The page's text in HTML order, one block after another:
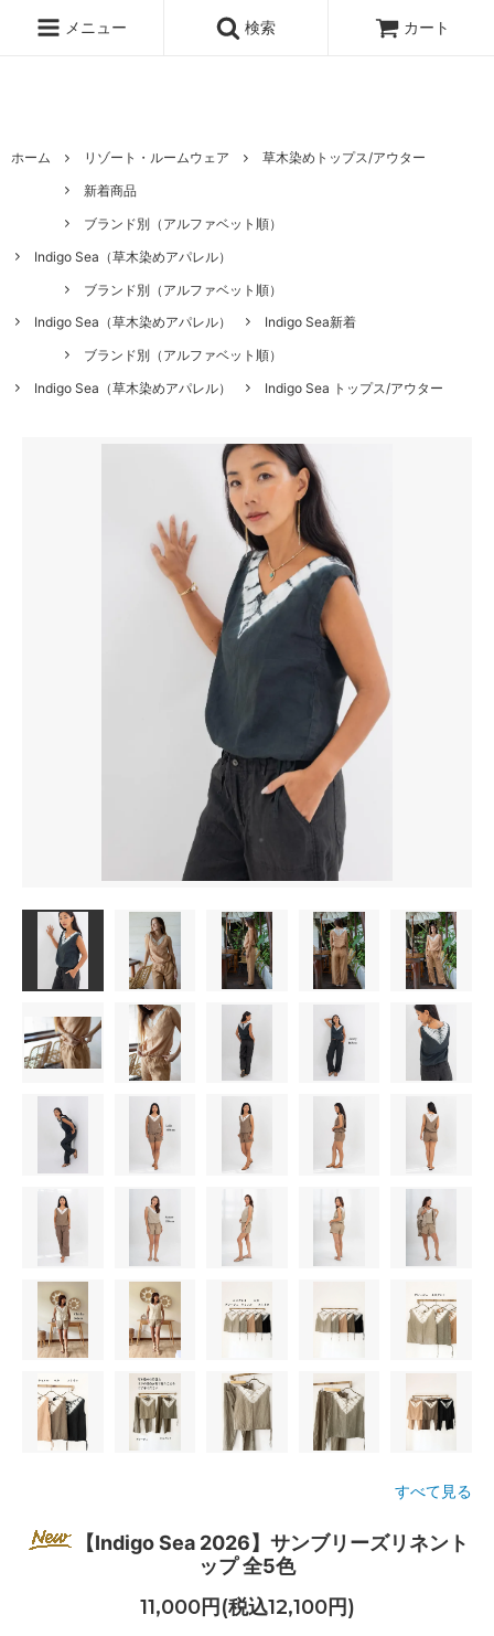
ノンケミカル日焼け止め、オーガニックコスメのオンライン通販ショッ
メニュー 検索 カート
ホーム リゾート・ルームウェア
草木染めトップス/アウター
新着商品
ブランド別（アルファベット順）
Indigo Sea（草木染めアパレル）
ブランド別（アルファベット順）
Indigo Sea（草木染めアパレル）
Indigo Sea新着
ブランド別（アルファベット順）
Indigo Sea（草木染めアパレル）
Indigo Sea トップス/アウター
すべて見る
【Indigo Sea 2026】サンブリーズリネント
ップ 全5色
11,000円(税込12,100円)